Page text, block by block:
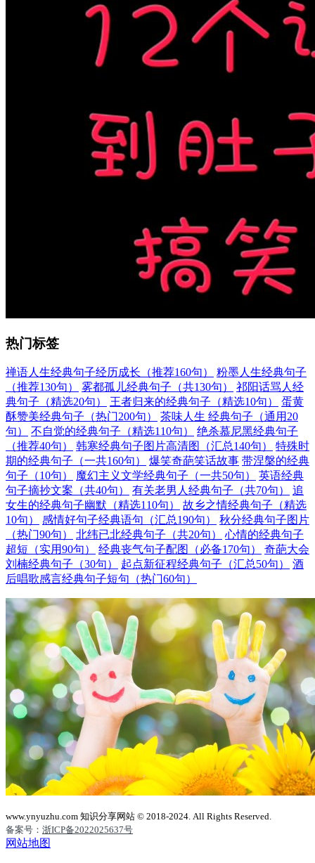
热门标签
禅语人生经典句子经历成长（推荐160句）
粉墨人生经典句子
（推荐130句）
雾都孤儿经典句子（共130句）
祁阳话骂人经
典句子（精选20句）
王者归来的经典句子（精选10句）
蛋黄
酥赞美经典句子（热门200句）
茶味人生 经典句子（通用20
句）
不自觉的经典句子（精选110句）
绝杀慕尼黑经典句子
（推荐40句）
韩寒经典句子图片高清图（汇总140句）
特殊时
期的经典句子（一共160句）
爆笑奇葩笑话故事 带涅槃的经典
句子（10句）
魔幻主义文学经典句子（一共50句）
英语经典
句子摘抄文案（共40句）
有关老男人经典句子（共70句）
追
女生的经典句子幽默（精选110句）
故乡之情经典句子（精选
10句）
感情好句子经典语句（汇总190句）
秋分经典句子图片
（热门90句）
北纬已北经典句子（共20句）
心情的经典句子
超短（实用90句）
经典丧气句子配图（必备170句）
奇葩大会
刘楠经典句子（30句）
起点新征程经典句子（汇总50句）
酒
后唱歌感言经典句子短句（热门60句）
www.ynyuzhu.com 知识分享网站 © 2018-2024. All Rights Reserved.
备案号： 浙ICP备2022025637号
网站地图